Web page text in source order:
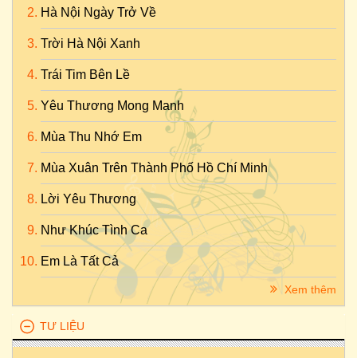
Hà Nội Ngày Trở Về
Trời Hà Nội Xanh
Trái Tim Bên Lề
Yêu Thương Mong Manh
Mùa Thu Nhớ Em
Mùa Xuân Trên Thành Phố Hồ Chí Minh
Lời Yêu Thương
Như Khúc Tình Ca
Em Là Tất Cả
Xem thêm
TƯ LIỆU